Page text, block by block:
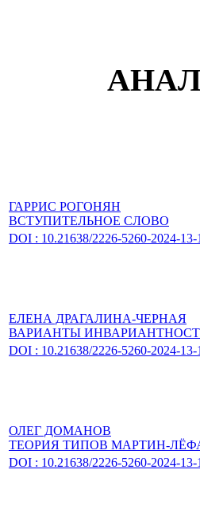
ГАРРИС РОГОНЯН
ВСТУПИТЕЛЬНОЕ СЛОВО
DOI : 10.21638/2226-5260-2024-13-
ЕЛЕНА ДРАГАЛИНА-ЧЕРНАЯ
ВАРИАНТЫ
DOI : 10.21638/2226-5260-2024-13-
ОЛЕГ ДОМАНОВ
ТЕОРИЯ ТИПОВ МАРТИН-
DOI : 10.21638/2226-5260-2024-13-